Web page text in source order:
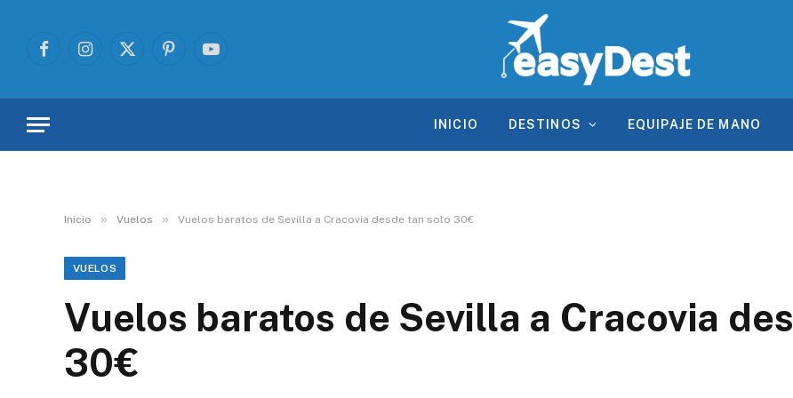
FacebookInstagram
X
PinterestYouTube
INICIO DESTINOS EQUIPAJE DE MANO
Inicio » Vuelos » Vuelos baratos de Sevilla a Cracovia desde tan solo 30€
VUELOS
Vuelos baratos de Sevilla a Cracovia
30€